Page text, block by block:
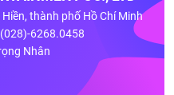
thành phố Hồ Chí Minh
6268.0458
Nhân